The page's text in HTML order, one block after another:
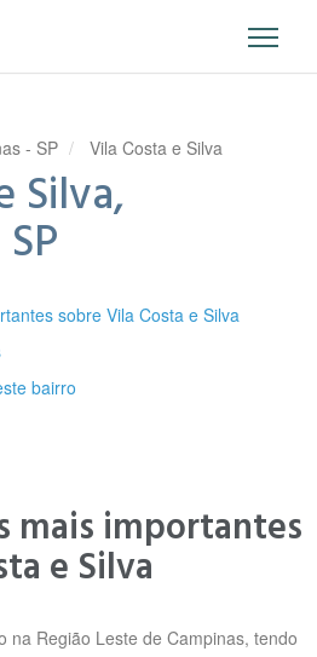
- SP Vila Costa e Silva
Silva,
sobre Vila Costa e Silva
bairro
mais importantes
e Silva
na Região Leste de Campinas, tendo